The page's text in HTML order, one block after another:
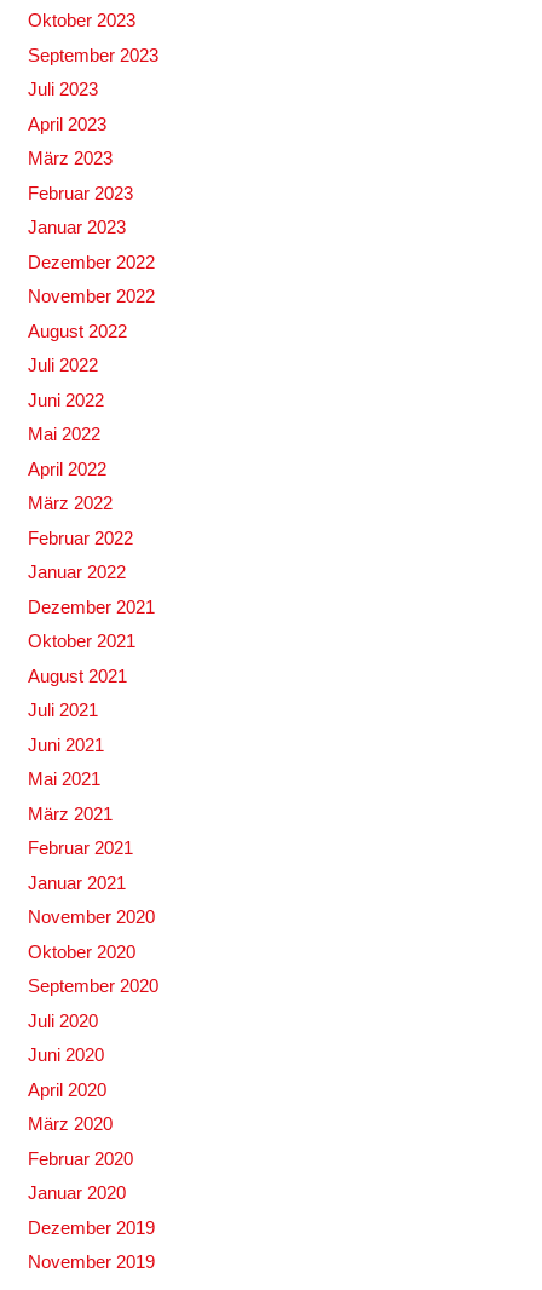
Oktober 2023
September 2023
Juli 2023
April 2023
März 2023
Februar 2023
Januar 2023
Dezember 2022
November 2022
August 2022
Juli 2022
Juni 2022
Mai 2022
April 2022
März 2022
Februar 2022
Januar 2022
Dezember 2021
Oktober 2021
August 2021
Juli 2021
Juni 2021
Mai 2021
März 2021
Februar 2021
Januar 2021
November 2020
Oktober 2020
September 2020
Juli 2020
Juni 2020
April 2020
März 2020
Februar 2020
Januar 2020
Dezember 2019
November 2019